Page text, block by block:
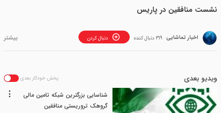
نشست منافقین در پاریس
اخبار تماشایی دنبال کردن 319 دنبال کننده
ویدیو بعدی پخش خودکار بعدی
شناسایی بزرگترین شبکه تامین مالی
گروهک تروریستی منافقین